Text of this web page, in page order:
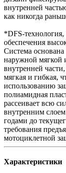
внутренней
как никогда
*DFS-технология,
обеспечения
Система
наружной мягкой
внутренней
мягкая и гибкая,
использованию
полиамидная
рассеивает всю
внутренним
годами до
требования
мотоциклетной
Характеристики